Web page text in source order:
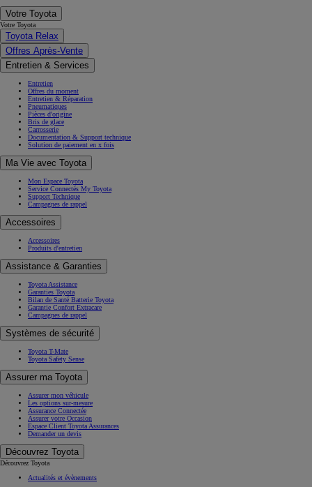
Votre Toyota
Votre Toyota
Toyota Relax
Offres Après-Vente
Entretien & Services
Entretien
Offres du moment
Entretien & Réparation
Pneumatiques
Pièces d'origine
Bris de glace
Carrosserie
Documentation & Support technique
Solution de paiement en x fois
Ma Vie avec Toyota
Mon Espace Toyota
Service Connectés My Toyota
Support Technique
Campagnes de rappel
Accessoires
Accessoires
Produits d'entretien
Assistance & Garanties
Toyota Assistance
Garanties Toyota
Bilan de Santé Batterie Toyota
Garantie Confort Extracare
Campagnes de rappel
Systèmes de sécurité
Toyota T-Mate
Toyota Safety Sense
Assurer ma Toyota
Assurer mon véhicule
Les options sur-mesure
Assurance Connectée
Assurer votre Occasion
Espace Client Toyota Assurances
Demander un devis
Découvrez Toyota
Découvrez Toyota
Actualités et évènements